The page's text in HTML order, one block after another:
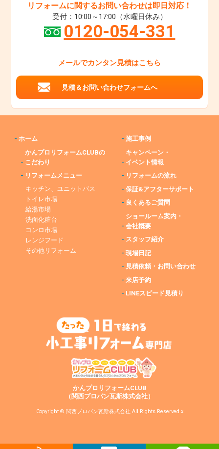
リフォームに関するお問い合わせは即日対応！
受付：10:00～17:00（水曜日休み）
0120-054-331
メールでカンタン見積はこちら
見積＆お問い合わせフォームへ
-ホーム
-
かんプロリフォームCLUBの
こだわり
- リフォームメニュー
キッチン、ユニットバス
トイレ市場
給湯市場
洗面化粧台
コンロ市場
レンジフード
その他リフォーム
-施工事例
-
キャンペーン・
イベント情報
- リフォームの流れ
-保証&アフターサポート
- 良くあるご質問
-
ショールーム案内・
会社概要
- スタッフ紹介
-現場日記
- 見積依頼・お問い合わせ
-来店予約
- LINEスピード見積り
かんプロリフォームCLUB
（関西プロパン瓦斯株式会社）
Copyright © 関西プロパン瓦斯株式会社 All Rights Reserved.x